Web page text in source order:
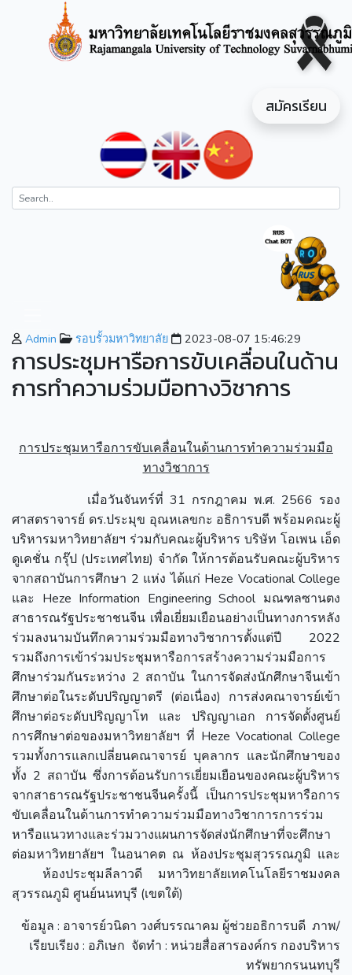
สมัครเรียน
Admin รอบรั้วมหาวิทยาลัย 2023-08-07 15:46:29
การประชุมหารือการขับเคลื่อนในด้าน
การทำความร่วมมือทางวิชาการ
การประชุมหารือการขับเคลื่อนในด้านการทำความร่วมมือ
ทางวิชาการ
เมื่อวันจันทร์ที่ 31 กรกฎาคม พ.ศ. 2566 รอง
ศาสตราจารย์ ดร.ประมุข อุณหเลขกะ อธิการบดี พร้อมคณะผู้
บริหารมหาวิทยาลัยฯ ร่วมกับคณะผู้บริหาร บริษัท โอเพน เอ็ด
ดูเคชั่น กรุ๊ป (ประเทศไทย) จำกัด ให้การต้อนรับคณะผู้บริหาร
จากสถาบันการศึกษา 2 แห่ง ได้แก่ Heze Vocational College
และ Heze Information Engineering School มณฑลซานตง
สาธารณรัฐประชาชนจีน เพื่อเยี่ยมเยือนอย่างเป็นทางการหลัง
ร่วมลงนามบันทึกความร่วมมือทางวิชาการตั้งแต่ปี 2022
รวมถึงการเข้าร่วมประชุมหารือการสร้างความร่วมมือการ
ศึกษาร่วมกันระหว่าง 2 สถาบัน ในการจัดส่งนักศึกษาจีนเข้า
ศึกษาต่อในระดับปริญญาตรี (ต่อเนื่อง) การส่งคณาจารย์เข้า
ศึกษาต่อระดับปริญญาโท และ ปริญญาเอก การจัดตั้งศูนย์
การศึกษาต่อของมหาวิทยาลัยฯ ที่ Heze Vocational College
รวมทั้งการแลกเปลี่ยนคณาจารย์ บุคลากร และนักศึกษาของ
ทั้ง 2 สถาบัน ซึ่งการต้อนรับการเยี่ยมเยือนของคณะผู้บริหาร
จากสาธารณรัฐประชาชนจีนครั้งนี้ เป็นการประชุมหารือการ
ขับเคลื่อนในด้านการทำความร่วมมือทางวิชาการการร่วม
หารือแนวทางและร่วมวางแผนการจัดส่งนักศึกษาที่จะศึกษา
ต่อมหาวิทยาลัยฯ ในอนาคต ณ ห้องประชุมสุวรรณภูมิ และ
ห้องประชุมลีลาวดี มหาวิทยาลัยเทคโนโลยีราชมงคล
สุวรรณภูมิ ศูนย์นนทบุรี (เขตใต้)
ข้อมูล : อาจารย์วนิดา วงศ์บรรณาคม ผู้ช่วยอธิการบดี ภาพ/
เรียบเรียง : อภิเษก จัดทำ : หน่วยสื่อสารองค์กร กองบริหาร
ทรัพยากรนนทบุรี